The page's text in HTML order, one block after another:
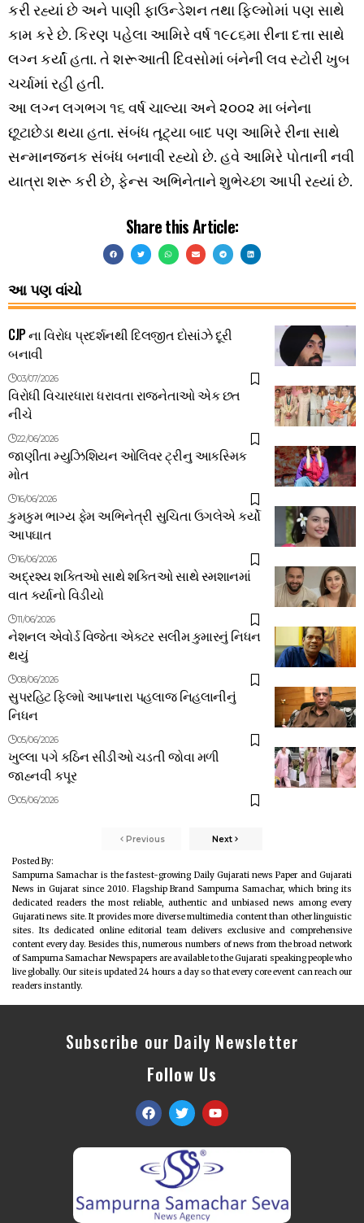
કરી રહ્યાં છે અને પાણી ફાઉન્ડેશન તથા ફિલ્મોમાં પણ સાથે
કામ કરે છે. કિરણ પહેલા આમિરે વર્ષ ૧૯૮૬મા રીના દત્તા સાથે
લગ્ન કર્યાં હતા. તે શરૂઆતી દિવસોમાં બંનેની લવ સ્ટોરી ખુબ
ચર્ચામાં રહી હતી.
આ લગ્ન લગભગ ૧૬ વર્ષ ચાલ્યા અને ૨૦૦૨ મા બંનેના
છૂટાછેડા થયા હતા. સંબંધ તૂટ્યા બાદ પણ આમિરે રીના સાથે
સન્માનજનક સંબંધ બનાવી રહ્યો છે. હવે આમિરે પોતાની નવી
યાત્રા શરૂ કરી છે, ફેન્સ અભિનેતાને શુભેચ્છા આપી રહ્યાં છે.
Share this Article:
આ પણ વાંચો
CJP ના વિરોધ પ્રદર્શનથી દિલજીત દોસાંઝે દૂરી
બનાવી
03/07/2026
વિરોધી વિચારધારા ધરાવતા રાજનેતાઓ એક છત
નીચે
22/06/2026
જાણીતા મ્યુઝિશિયન ઓલિવર ટ્રીનુ આકસ્મિક
મોત
16/06/2026
કુમકુમ ભાગ્ય ફેમ અભિનેત્રી સુચિતા ઉગલેએ કર્યો
આપઘાત
16/06/2026
અદ્રશ્ય શક્તિઓ સાથે શક્તિઓ સાથે સ્મશાનમાં
વાત કર્યાનો વિડીયો
11/06/2026
નેશનલ એવોર્ડ વિજેતા એક્ટર સલીમ કુમારનું નિધન
થયું
08/06/2026
સુપરહિટ ફિલ્મો આપનારા પહલાજ નિહલાનીનું
નિધન
05/06/2026
ખુલ્લા પગે કઠિન સીડીઓ ચડતી જોવા મળી
જાહ્નવી કપૂર
05/06/2026
Previous Next
Posted By:
Sampurna Samachar is the fastest-growing Daily Gujarati news Paper and Gujarati
News in Gujarat since 2010. Flagship Brand Sampurna Samachar, which bring its
dedicated readers the most reliable, authentic and unbiased news among every
Gujarati news site. It provides more diverse multimedia content than other linguistic
sites. Its dedicated online editorial team delivers exclusive and comprehensive
content every day. Besides this, numerous numbers of news from the broad network
of Sampurna Samachar Newspapers are available to the Gujarati speaking people who
live globally. Our site is updated 24 hours a day so that every core event can reach our
readers instantly.
Subscribe our Daily Newsletter
Follow Us